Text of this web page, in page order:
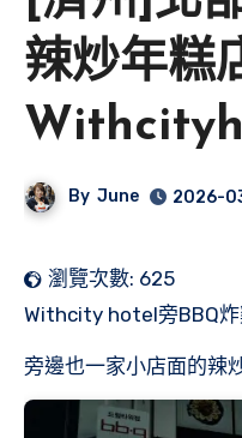
辣炒年糕
By June 2026-
瀏覽次數: 625
Withcity hotel旁BBQ
旁邊也一家小店面的辣